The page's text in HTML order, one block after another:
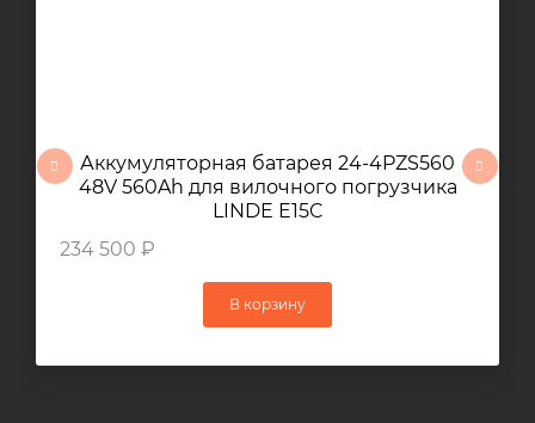
Аккумуляторная батарея 24-4PZS560
48V 560Ah для вилочного погрузчика
LINDE E15C
234 500 ₽
В корзину